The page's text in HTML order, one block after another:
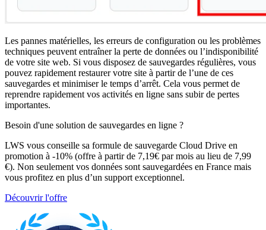
Les pannes matérielles, les erreurs de configuration ou les problèmes
techniques peuvent entraîner la perte de données ou l’indisponibilité
de votre site web. Si vous disposez de sauvegardes régulières, vous
pouvez rapidement restaurer votre site à partir de l’une de ces
sauvegardes et minimiser le temps d’arrêt. Cela vous permet de
reprendre rapidement vos activités en ligne sans subir de pertes
importantes.
Besoin d'une solution de sauvegardes en ligne ?
LWS vous conseille sa formule de sauvegarde Cloud Drive en
promotion à -10% (offre à partir de 7,19€ par mois au lieu de 7,99
€). Non seulement vos données sont sauvegardées en France mais
vous profitez en plus d’un support exceptionnel.
Découvrir l'offre